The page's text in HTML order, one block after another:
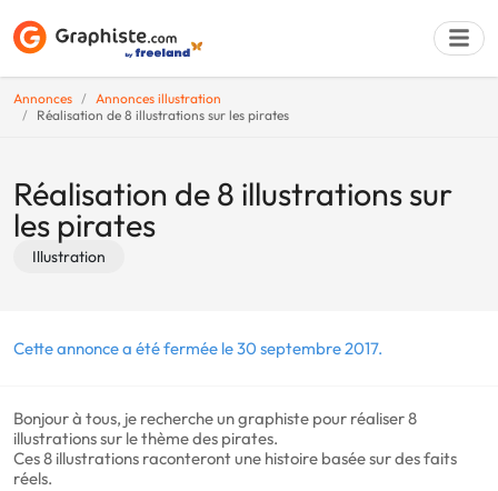
Annonces
Annonces illustration
Réalisation de 8 illustrations sur les pirates
Réalisation de 8 illustrations sur
les pirates
Illustration
Cette annonce a été fermée le 30 septembre 2017.
Bonjour à tous, je recherche un graphiste pour réaliser 8
illustrations sur le thème des pirates.
Ces 8 illustrations raconteront une histoire basée sur des faits
réels.